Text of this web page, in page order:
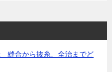
縫合から抜糸、全治までど